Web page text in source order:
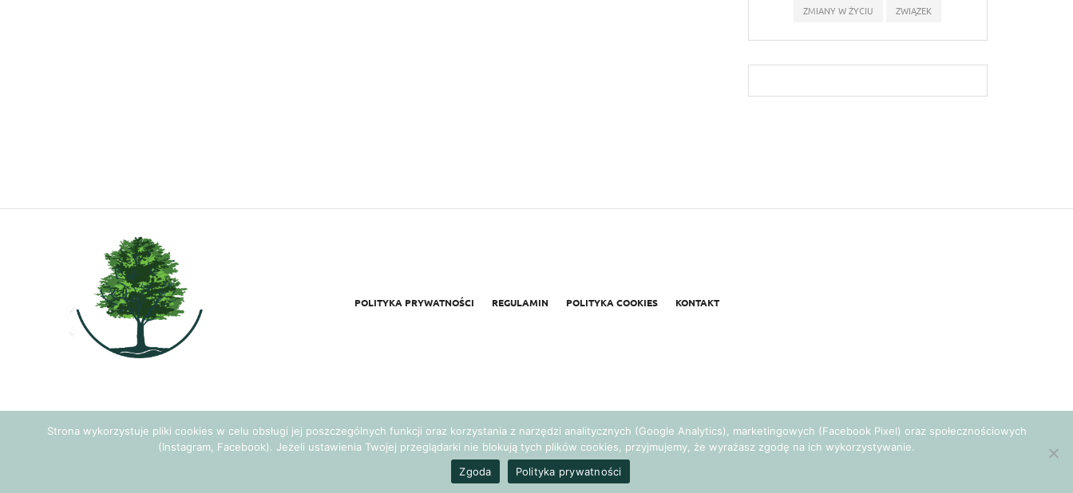
ZMIANY W ŻYCIU
ZWIĄZEK
POLITYKA PRYWATNOŚCI REGULAMIN POLITYKA COOKIES KONTAKT
Realizacja: Agencja Marketingowa Ambitnamarka.pl
Strona wykorzystuje pliki cookies w celu obsługi jej poszczególnych funkcji oraz korzystania z narzędzi analitycznych (Google Analytics), marketingowych (Facebook Pixel) oraz społecznościowych
(Instagram, Facebook). Jeżeli ustawienia Twojej przeglądarki nie blokują tych plików cookies, przyjmujemy, że wyrażasz zgodę na ich wykorzystywanie.
Zgoda
Polityka prywatności